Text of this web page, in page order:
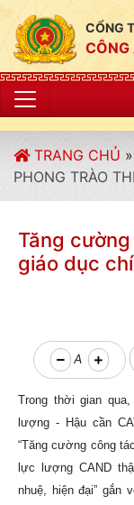
CỔNG
CÔNG
TRANG CHỦ »
PHONG TRÀO
Tăng
giáo dục
A
Trong thời gian
lượng - Hậu cần
“Tăng cường công
lực lượng CAND
nhuệ, hiện đại” gắn